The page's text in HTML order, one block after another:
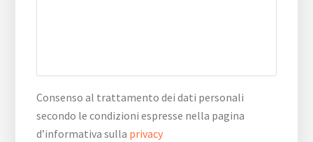
Consenso al trattamento dei dati personali
secondo le condizioni espresse nella pagina
d’informativa sulla privacy